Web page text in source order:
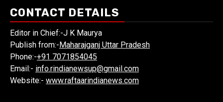
CONTACT DETAILS
Editor in Chief:-J K Maurya
Publish from:-Maharajganj Uttar Pradesh
Phone:-+91 7071854045
Email:- info.rindianewsup@gmail.com
Website:- www.raftaarindianews.com